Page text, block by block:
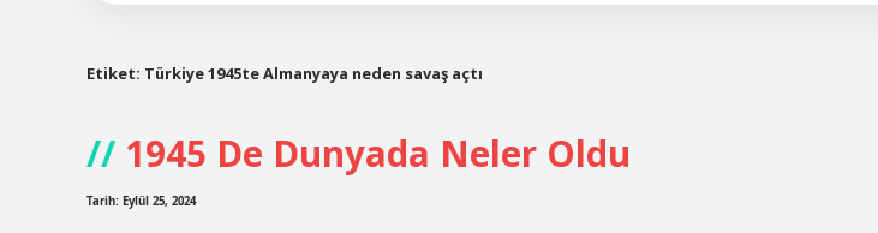
Etiket: Türkiye 1945te Almanyaya neden savaş açtı
1945 De Dunyada Neler Oldu
Tarih: Eylül 25, 2024